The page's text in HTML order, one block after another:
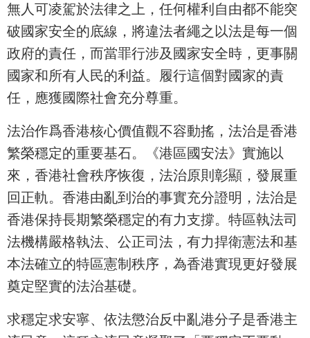
無人可凌駕於法律之上，任何權利自由都不能突
破國家安全的底線，將違法者繩之以法是每一個
政府的責任，而當罪行涉及國家安全時，更事關
國家和所有人民的利益。履行這個對國家的責
任，應獲國際社會充分尊重。
法治作爲香港核心價值觀不容動搖，法治是香港
繁榮穩定的重要基石。《港區國安法》實施以
來，香港社會秩序恢復，法治原則彰顯，發展重
回正軌。香港由亂到治的事實充分證明，法治是
香港保持長期繁榮穩定的有力支撐。特區執法司
法機構嚴格執法、公正司法，有力捍衛憲法和基
本法確立的特區憲制秩序，為香港實現更好發展
奠定堅實的法治基礎。
求穩定求安寧、依法懲治反中亂港分子是香港主